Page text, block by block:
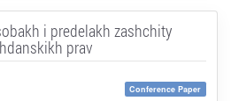
i predelakh zashchity
prav
Conference Paper